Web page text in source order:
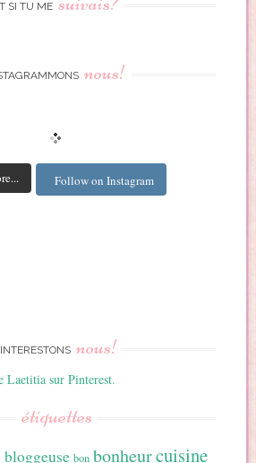
SI TU ME
nous!
Follow on Instagram
nous!
Laetitia sur Pinterest.
étiquettes
bloggeuse bon bonheurcuisine